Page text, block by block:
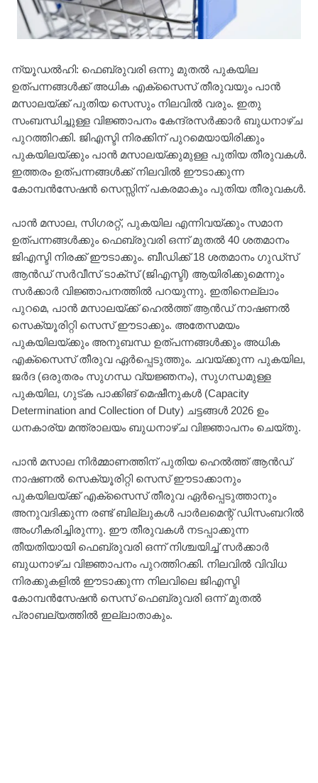
ന്യൂഡൽഹി: ഫെബ്രുവരി ഒന്നു മുതൽ പുകയില
ഉത്പന്നങ്ങൾക്ക് അധിക എക്സൈസ് തീരുവയും പാൻ
മസാലയ്ക്ക് പുതിയ സെസും നിലവിൽ വരും. ഇതു
സംബന്ധിച്ചുള്ള വിജ്ഞാപനം കേന്ദ്രസർക്കാർ ബുധനാഴ്ച
പുറത്തിറക്കി. ജിഎസ്ടി നിരക്കിന് പുറമെയായിരിക്കും
പുകയിലയ്ക്കും പാൻ മസാലയ്ക്കുമുള്ള പുതിയ തീരുവകൾ.
ഇത്തരം ഉത്പന്നങ്ങൾക്ക് നിലവിൽ ഈടാക്കുന്ന
കോമ്പൻസേഷൻ സെസ്സിന് പകരമാകും പുതിയ തീരുവകൾ.
പാൻ മസാല, സിഗരറ്റ്, പുകയില എന്നിവയ്ക്കും സമാന
ഉത്പന്നങ്ങൾക്കും ഫെബ്രുവരി ഒന്ന് മുതൽ 40 ശതമാനം
ജിഎസ്ടി നിരക്ക് ഈടാക്കും. ബീഡിക്ക് 18 ശതമാനം ഗുഡ്സ്
ആൻഡ് സർവീസ് ടാക്സ് (ജിഎസ്ടി) ആയിരിക്കുമെന്നും
സർക്കാർ വിജ്ഞാപനത്തിൽ പറയുന്നു. ഇതിനെല്ലാം
പുറമെ, പാൻ മസാലയ്ക്ക് ഹെൽത്ത് ആൻഡ് നാഷണൽ
സെക്യൂരിറ്റി സെസ് ഈടാക്കും. അതേസമയം
പുകയിലയ്ക്കും അനുബന്ധ ഉത്പന്നങ്ങൾക്കും അധിക
എക്സൈസ് തീരുവ ഏർപ്പെടുത്തും. ചവയ്ക്കുന്ന പുകയില,
ജർദ (ഒരുതരം സുഗന്ധ വ്യജ്ഞനം), സുഗന്ധമുള്ള
പുകയില, ഗുട്ക പാക്കിങ് മെഷീനുകൾ (Capacity
Determination and Collection of Duty) ചട്ടങ്ങൾ 2026 ഉം
ധനകാര്യ മന്ത്രാലയം ബുധനാഴ്ച വിജ്ഞാപനം ചെയ്തു.
പാൻ മസാല നിർമ്മാണത്തിന് പുതിയ ഹെൽത്ത് ആൻഡ്
നാഷണൽ സെക്യൂരിറ്റി സെസ് ഈടാക്കാനും
പുകയിലയ്ക്ക് എക്സൈസ് തീരുവ ഏർപ്പെടുത്താനും
അനുവദിക്കുന്ന രണ്ട് ബില്ലുകൾ പാർലമെന്റ് ഡിസംബറിൽ
അംഗീകരിച്ചിരുന്നു. ഈ തീരുവകൾ നടപ്പാക്കുന്ന
തീയതിയായി ഫെബ്രുവരി ഒന്ന് നിശ്ചയിച്ച് സർക്കാർ
ബുധനാഴ്ച വിജ്ഞാപനം പുറത്തിറക്കി. നിലവിൽ വിവിധ
നിരക്കുകളിൽ ഈടാക്കുന്ന നിലവിലെ ജിഎസ്ടി
കോമ്പൻസേഷൻ സെസ് ഫെബ്രുവരി ഒന്ന് മുതൽ
പ്രാബല്യത്തിൽ ഇല്ലാതാകും.